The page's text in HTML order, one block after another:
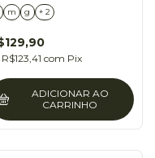
m g + 2
R$123,41 com Pix
ADICIONAR AO
CARRINHO